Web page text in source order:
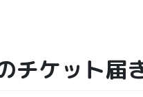
チケット届